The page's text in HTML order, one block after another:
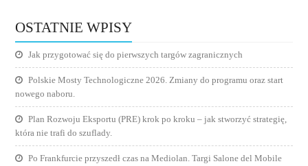
OSTATNIE WPISY
Jak przygotować się do pierwszych targów zagranicznych
Polskie Mosty Technologiczne 2026. Zmiany do programu oraz start
nowego naboru.
Plan Rozwoju Eksportu (PRE) krok po kroku – jak stworzyć strategię,
która nie trafi do szuflady.
Po Frankfurcie przyszedł czas na Mediolan. Targi Salone del Mobile